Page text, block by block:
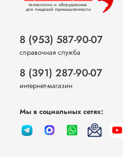
8 (953) 587-90-07
справочная служба
8 (391) 287-90-07
интернет-магазин
Мы в социальных сетях: